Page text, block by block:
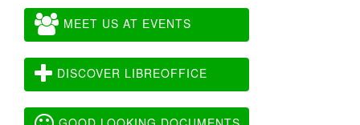
MEET US AT EVENTS
DISCOVER LIBREOFFICE